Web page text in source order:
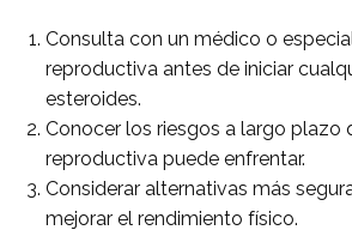
Consulta con un médico o
reproductiva antes de iniciar
esteroides.
Conocer los riesgos a largo plazo
reproductiva puede enfrentar.
Considerar alternativas más
mejorar el rendimiento físico.